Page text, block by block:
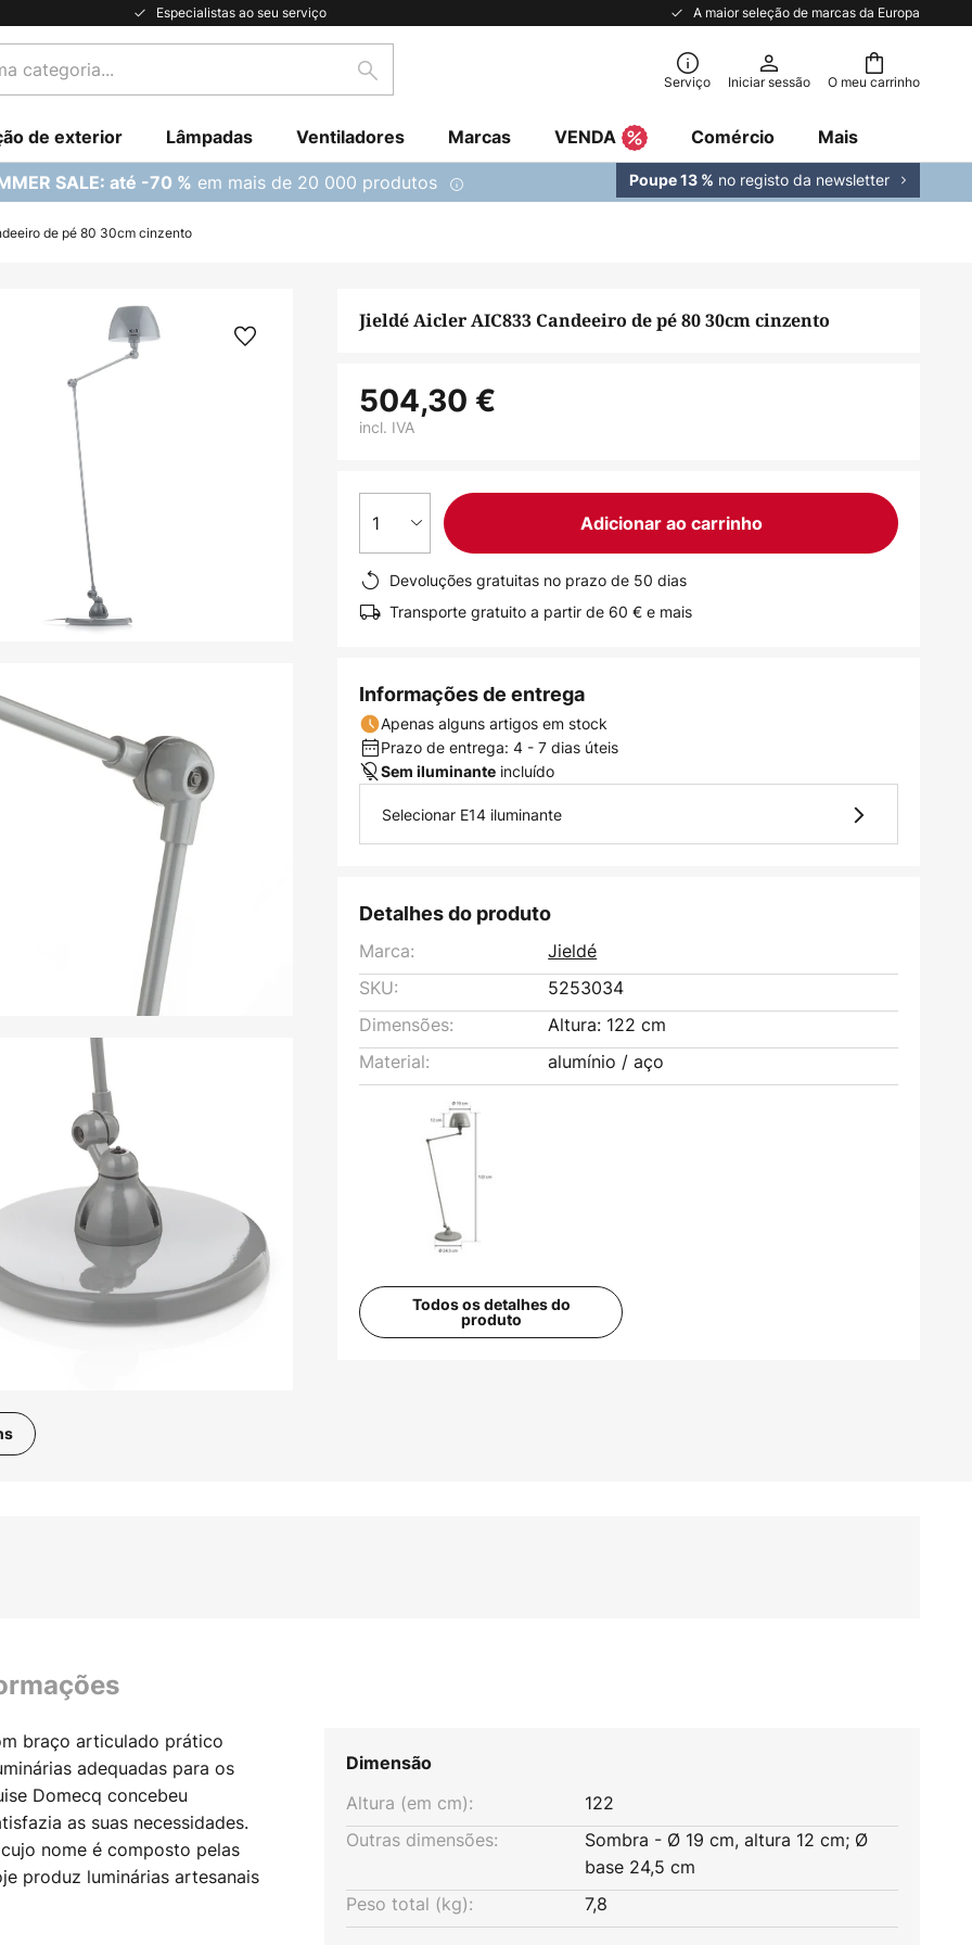
Especialistas ao seu serviço A maior seleção de marcas da Europa
O meu carrinho
Pesquisar Serviço Iniciar sessão
de exterior Lâmpadas Ventiladores Marcas VENDA Comércio Mais
SALE: até -70 % em mais de 20 000 produtos Poupe 13 % no registo da newsletter
de pé 80 30cm cinzento
Jieldé Aicler AIC833 Candeeiro de pé 80 30cm cinzento
504,30 €
incl. IVA
1 Adicionar ao carrinho
Devoluções gratuitas no prazo de 50 dias
Transporte gratuito a partir de 60 € e mais
Informações de entrega
Apenas alguns artigos em stock
Prazo de entrega: 4 - 7 dias úteis
Sem iluminante incluído
Selecionar E14 iluminante
Detalhes do produto
Marca:
Jieldé
SKU:
5253034
Dimensões:
Altura: 122 cm
Material:
alumínio / aço
Todos os detalhes do
produto
braço articulado prático
adequadas para os
Domecq concebeu
as suas necessidades.
nome é composto pelas
produz luminárias artesanais
Para além da sua
Dimensão
Altura (em cm):
122
Outras dimensões:
Sombra - Ø 19 cm, altura 12 cm; Ø
base 24,5 cm
Peso total (kg):
7,8